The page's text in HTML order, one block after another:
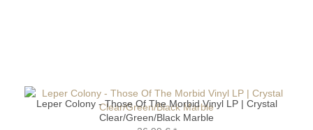
Leper Colony - Those Of The Morbid Vinyl LP | Crystal
Clear/Green/Black Marble